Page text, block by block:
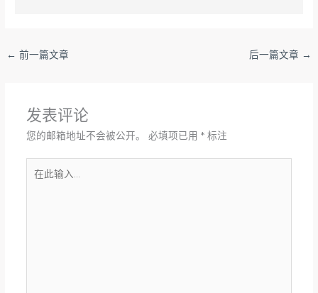
← 前一篇文章 后一篇文章 →
发表评论
您的邮箱地址不会被公开。 必填项已用 *标注